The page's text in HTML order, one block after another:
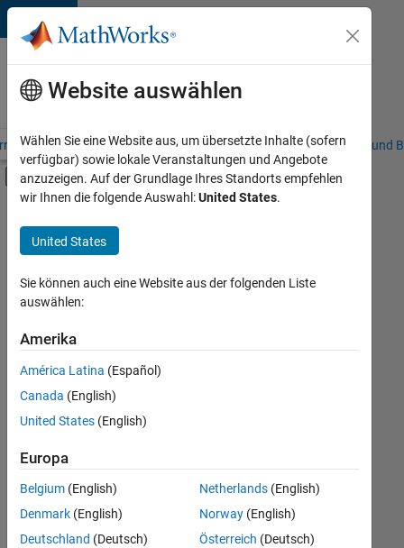
Weiter zum Inhalt
Karriere
bei
MathWorks
– Übersicht Stellensuche Niederlassungen Studierende und
Umschaltung für Off-Canvas-
Hauptinhalt
Praktika
Advanced Support
Business Applications and Tools
Globalisierung
Infrastructure and Architecture
Software Process Engineering
Technical Writing
Web Applications and Services
+7
Derzeit
es
keine
offenen
Stellen,
Ihren
Suchkriterien
entsprechen.
können
Website auswählen
Wählen Sie eine Website aus, um übersetzte Inhalte (sofern
verfügbar) sowie lokale Veranstaltungen und Angebote
anzuzeigen. Auf der Grundlage Ihres Standorts empfehlen
wir Ihnen die folgende Auswahl:United States.
United States
Sie können auch eine Website aus der folgenden Liste
auswählen:
Amerika
América Latina (Español)
Canada (English)
United States (English)
Europa
Belgium (English)
Denmark (English)
Deutschland (Deutsch)
Netherlands(English)
Norway(English)
Österreich (Deutsch)